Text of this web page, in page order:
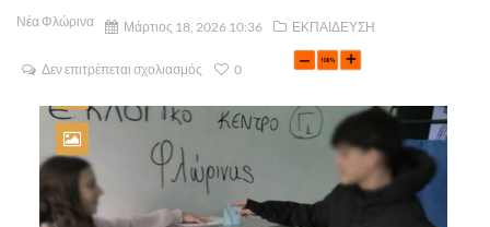
Νέα Φλώρινα Μάρτιος 18, 2026 10:36 ΕΚΠΑΙΔΕΥΣΗ
Δεν επιτρέπεται σχολιασμός 0